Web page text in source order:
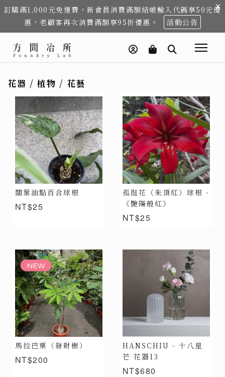
×
訂購滿1,000元免運費，新會員消費滿額結帳輸入代碼享50元優
惠，老顧客再次消費滿額享95折優惠。
活動公告
花器 / 植物 / 花藝
闊葉油點百合球根
NT$25
孤挺花（朱頂紅）球根 -
《艷陽般紅》
NT$25
馬拉巴栗（發財樹）
NT$200
HANSCHIU - 十八星
芒 花器13
NT$680